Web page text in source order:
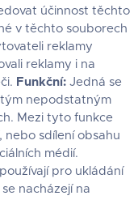
účinnost těchto
v těchto souborech
reklamy
reklamy i na
Funkční: Jedná se
nepodstatným
Mezi tyto funkce
sdílení obsahu
médií.
pro ukládání
nacházejí na